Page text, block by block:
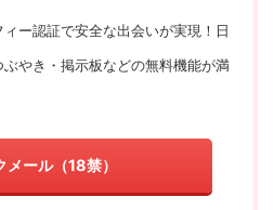
ィー認証で安全な出会いが実現！日
ぶやき・掲示板などの無料機能が満
メール（18禁）